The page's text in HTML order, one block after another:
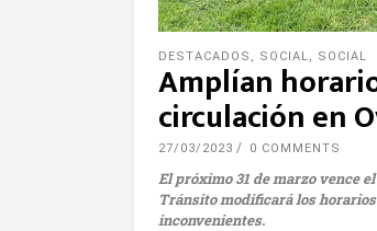
DESTACADOS SOCIAL SOCIAL
Amplían
circulación en
27/03/2023 0 COMMENTS
El próximo 31 de marzo vence
Tránsito modificará los
inconvenientes.